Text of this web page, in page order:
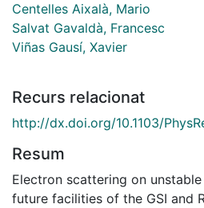
Centelles Aixalà, Mario
Salvat Gavaldà, Francesc
Viñas Gausí, Xavier
Recurs relacionat
http://dx.doi.org/10.1103/
Resum
Electron scattering on
future facilities of the GSI and